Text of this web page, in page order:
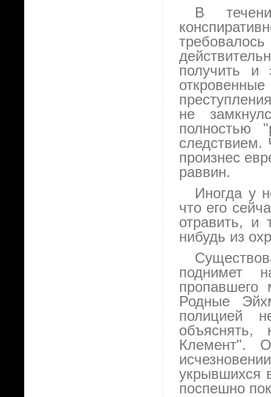
В
получить и
не
полностью
следствием.
произнес
раввин.
Иногда у
что его
отравить, и
нибудь из
поднимет
Родные
полицией
Клемент".
укрывшихся
поспешно